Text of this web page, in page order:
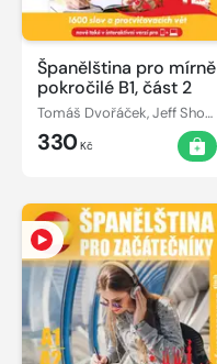
Španělština pro mírně
pokročilé B1, část 2
Tomáš Dvořáček, Jeff Short, Kateřina Dvořáčková, Alena Sasínová
330Kč